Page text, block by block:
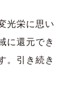
光栄に思い
に還元でき
。引き続き